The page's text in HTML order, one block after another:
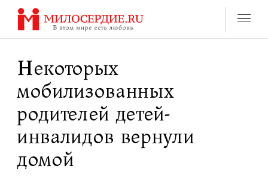
Перейти
содержанию
Некоторых
мобилизованных
родителей детей-
инвалидов вернули
домой